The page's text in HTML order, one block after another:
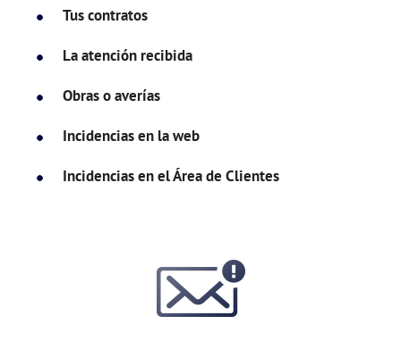
Tus contratos
La atención recibida
Obras o averías
Incidencias en la web
Incidencias en el Área de Clientes